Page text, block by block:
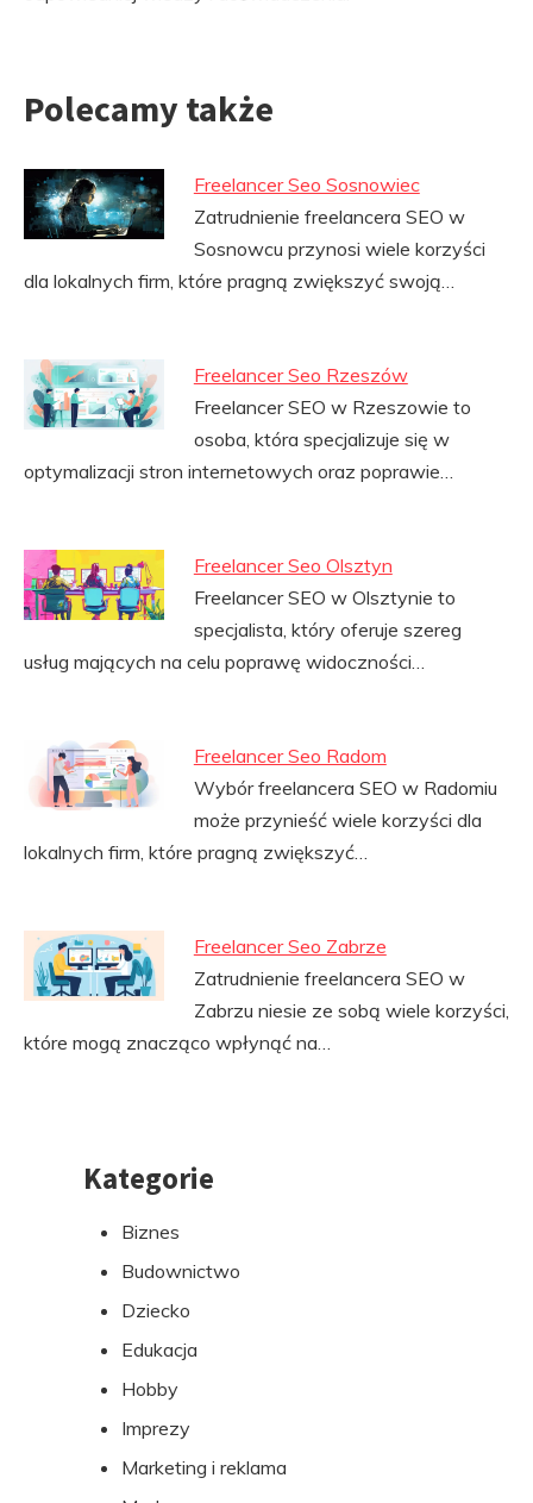
Polecamy także
Freelancer Seo Sosnowiec
Zatrudnienie freelancera SEO w
Sosnowcu przynosi wiele korzyści
dla lokalnych firm, które pragną zwiększyć swoją…
Freelancer Seo Rzeszów
Freelancer SEO w Rzeszowie to
osoba, która specjalizuje się w
optymalizacji stron internetowych oraz poprawie…
Freelancer Seo Olsztyn
Freelancer SEO w Olsztynie to
specjalista, który oferuje szereg
usług mających na celu poprawę widoczności…
Freelancer Seo Radom
Wybór freelancera SEO w Radomiu
może przynieść wiele korzyści dla
lokalnych firm, które pragną zwiększyć…
Freelancer Seo Zabrze
Zatrudnienie freelancera SEO w
Zabrzu niesie ze sobą wiele korzyści,
które mogą znacząco wpłynąć na…
PrzejdźKategorie
Biznes
Budownictwo
Dziecko
Edukacja
Hobby
Imprezy
Marketing i reklama